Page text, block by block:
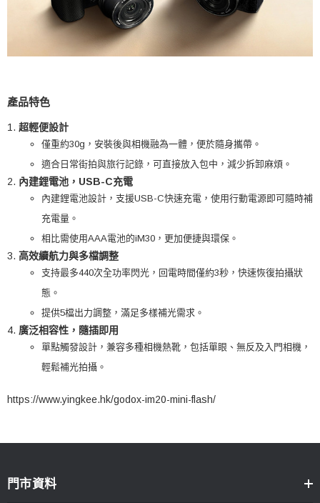
產品特色
超輕便設計
僅重約30g，安裝後與相機融為一體，便於隨身攜帶。
適合日常街拍與旅行記錄，可直接放入包中，減少拆卸麻煩。
內建鋰電池，USB-C充電
內建鋰電池設計，支援USB-C快速充電，使用行動電源即可隨時補
充電量。
相比需使用AAA電池的iM30，更加便捷與環保。
高效續航力與多檔調整
支持最多440次全功率閃光，回電時間僅約3秒，快速恢復拍攝狀
態。
提供5檔出力調整，滿足多樣補光需求。
廣泛相容性，隨插即用
單點觸發設計，兼容多種相機熱靴，包括單眼、無反及入門相機，
輕鬆補光拍攝。
https://www.yingkee.hk/godox-im20-mini-flash/
門市資料